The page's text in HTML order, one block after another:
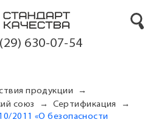
630-07-54
продукции
союз
Сертификация
2011 «О безопасности